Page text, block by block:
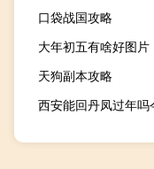
口袋战国攻略
大年初五有啥好图片
天狗副本攻略
西安能回丹凤过年吗